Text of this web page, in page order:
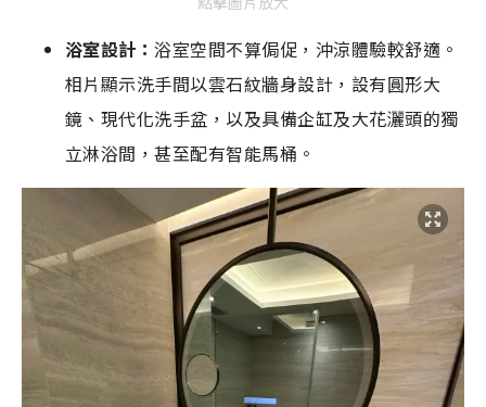
浴室設計：浴室空間不算侷促，沖涼體驗較舒適。
相片顯示洗手間以雲石紋牆身設計，設有圓形大
鏡、現代化洗手盆，以及具備企缸及大花灑頭的獨
立淋浴間，甚至配有智能馬桶。